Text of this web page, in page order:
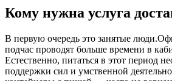
Кому нужна услуга
В первую очередь это занятые
подчас проводят больше времени в
Естественно, питаться в этот период
поддержки сил и умственной